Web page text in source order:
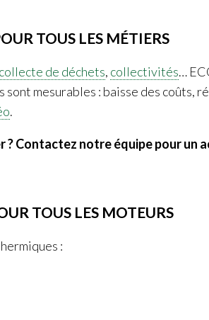
TOUS LES MÉTIERS
collecte de déchets, collectivités…
mesurables : baisse des coûts,
.
Contactez notre équipe pour un
TOUS LES MOTEURS
: